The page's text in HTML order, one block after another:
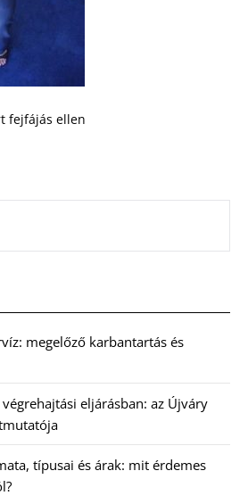
fejfájás ellen
megelőző karbantartás és
eljárásban: az Újváry
típusai és árak: mit érdemes